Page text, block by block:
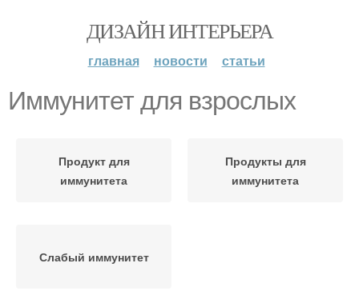
ДИЗАЙН ИНТЕРЬЕРА
главная новости статьи
Иммунитет для взрослых
Продукт для
иммунитета
Продукты для
иммунитета
Слабый иммунитет